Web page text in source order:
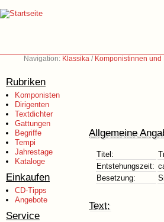
Navigation: Klassika / Komponistinnen und
Rubriken
Komponisten
Dirigenten
Textdichter
Gattungen
Begriffe
Tempi
Jahrestage
Kataloge
Einkaufen
CD-Tipps
Angebote
Service
Allgemeine
Titel:
Entstehungszeit:
Besetzung:
Text: